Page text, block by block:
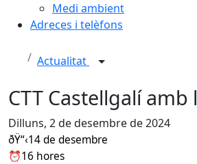
Medi ambient
Adreces i telèfons
Actualitat
CTT Castellgalí amb
Dilluns, 2 de desembre de 2024
ðŸ“‹14 de desembre
⏰️16 hores